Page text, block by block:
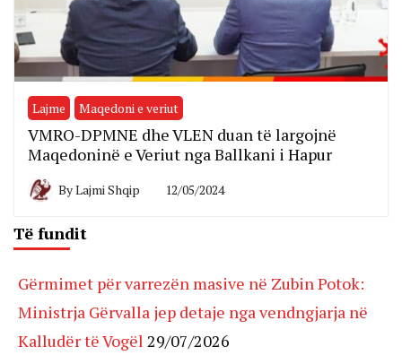
Lajme Maqedoni e veriut
VMRO-DPMNE dhe VLEN duan të largojnë
Maqedoninë e Veriut nga Ballkani i Hapur
ByLajmi Shqip 12/05/2024
Të fundit
Gërmimet për varrezën masive në Zubin Potok:
Ministrja Gërvalla jep detaje nga vendngjarja në
Kalludër të Vogël 29/07/2026